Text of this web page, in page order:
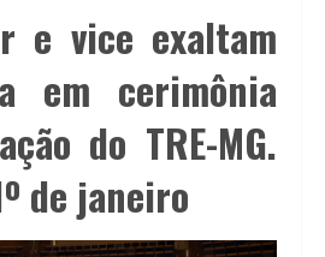
e vice exaltam
em cerimônia
do TRE-MG.
de janeiro